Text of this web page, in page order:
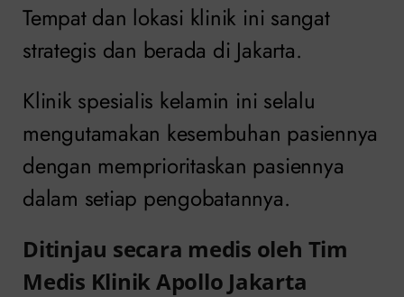
Tempat dan lokasi klinik ini sangat
strategis dan berada di Jakarta.
Klinik spesialis kelamin ini selalu
mengutamakan kesembuhan pasiennya
dengan memprioritaskan pasiennya
dalam setiap pengobatannya.
Ditinjau secara medis oleh Tim
Medis Klinik Apollo Jakarta